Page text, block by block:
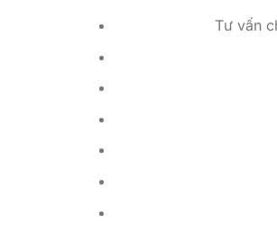
Tư vấn